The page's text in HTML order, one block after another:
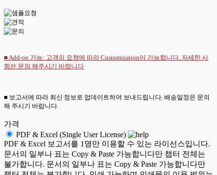
■ Add-on 가능: 고객의 요청에 따라 Customization이 가능합니다. 자세한 사
항은 문의 해주시기 바랍니다
■ 보고서에 따라 최신 정보로 업데이트하여 보내드립니다. 배송일정은 문의
해 주시기 바랍니다.
가격
PDF & Excel (Single User License)
PDF & Excel 보고서를 1명만 이용할 수 있는 라이선스입니다.
문서의 일부나 표는 Copy & Paste 가능합니다만 챕터 전체는
불가합니다. 문서의 일부나 표는 Copy & Paste 가능합니다만